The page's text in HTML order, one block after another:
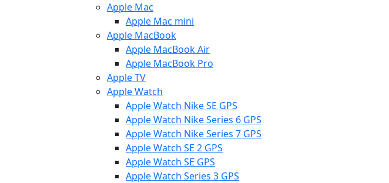
Apple Mac
Apple Mac mini
Apple MacBook
Apple MacBook Air
Apple MacBook Pro
Apple TV
Apple Watch
Apple Watch Nike SE GPS
Apple Watch Nike Series 6 GPS
Apple Watch Nike Series 7 GPS
Apple Watch SE 2 GPS
Apple Watch SE GPS
Apple Watch Series 3 GPS